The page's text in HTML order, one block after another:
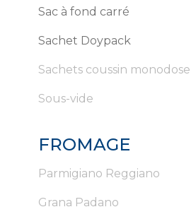
Sac à fond carré
Sachet Doypack
Sachets coussin monodose
Sous-vide
FROMAGE
Parmigiano Reggiano
Grana Padano